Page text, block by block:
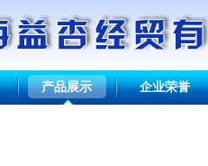
产品展示 企业荣誉